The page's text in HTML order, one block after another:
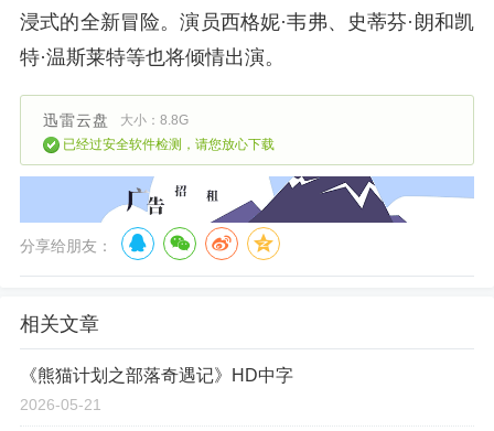
浸式的全新冒险。演员西格妮·韦弗、史蒂芬·朗和凯
特·温斯莱特等也将倾情出演。
迅雷云盘
大小：8.8G
已经过安全软件检测，请您放心下载
分享给朋友：
相关文章
《熊猫计划之部落奇遇记》HD中字
2026-05-21